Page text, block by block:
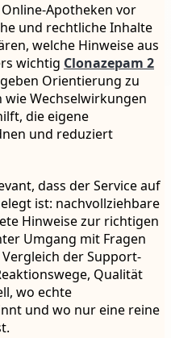
Apotheken vor
und rechtliche Inhalte
welche Hinweise aus
wichtig Clonazepam 2
Orientierung zu
Wechselwirkungen
die eigene
und reduziert
dass der Service auf
ist: nachvollziehbare
Hinweise zur richtigen
Umgang mit Fragen
der Support-
Qualität
wo echte
und wo nur eine reine